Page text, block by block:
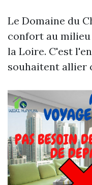
Le Domaine du
confort au milieu
la Loire. C'est
souhaitent allier